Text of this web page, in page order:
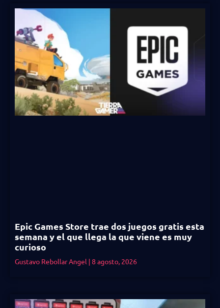
Epic Games Store trae dos juegos gratis esta
semana y el que llega la que viene es muy
curioso
Gustavo Rebollar Angel 8 agosto, 2026